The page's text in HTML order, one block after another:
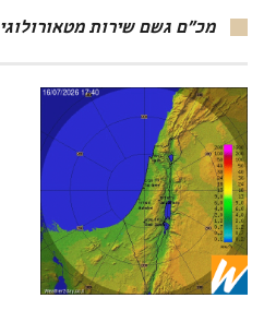
מכ"ם גשם שירות מטאורולוגי